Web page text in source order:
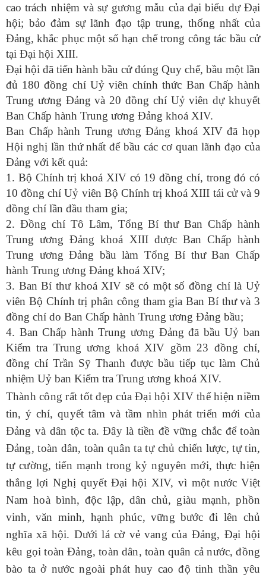
cao trách nhiệm và sự gương mẫu của đại biểu dự Đại
hội; bảo đảm sự lãnh đạo tập trung, thống nhất của
Đảng, khắc phục một số hạn chế trong công tác bầu cử
tại Đại hội XIII.
Đại hội đã tiến hành bầu cử đúng Quy chế, bầu một lần
đủ 180 đồng chí Uỷ viên chính thức Ban Chấp hành
Trung ương Đảng và 20 đồng chí Uỷ viên dự khuyết
Ban Chấp hành Trung ương Đảng khoá XIV.
Ban Chấp hành Trung ương Đảng khoá XIV đã họp
Hội nghị lần thứ nhất để bầu các cơ quan lãnh đạo của
Đảng với kết quả:
1. Bộ Chính trị khoá XIV có 19 đồng chí, trong đó có
10 đồng chí Uỷ viên Bộ Chính trị khoá XIII tái cử và 9
đồng chí lần đầu tham gia;
2. Đồng chí Tô Lâm, Tổng Bí thư Ban Chấp hành
Trung ương Đảng khoá XIII được Ban Chấp hành
Trung ương Đảng bầu làm Tổng Bí thư Ban Chấp
hành Trung ương Đảng khoá XIV;
3. Ban Bí thư khoá XIV sẽ có một số đồng chí là Uỷ
viên Bộ Chính trị phân công tham gia Ban Bí thư và 3
đồng chí do Ban Chấp hành Trung ương Đảng bầu;
4. Ban Chấp hành Trung ương Đảng đã bầu Uỷ ban
Kiểm tra Trung ương khoá XIV gồm 23 đồng chí,
đồng chí Trần Sỹ Thanh được bầu tiếp tục làm Chủ
nhiệm Uỷ ban Kiểm tra Trung ương khoá XIV.
Thành công rất tốt đẹp của Đại hội XIV thể hiện niềm
tin, ý chí, quyết tâm và tầm nhìn phát triển mới của
Đảng và dân tộc ta. Đây là tiền đề vững chắc để toàn
Đảng, toàn dân, toàn quân ta tự chủ chiến lược, tự tin,
tự cường, tiến mạnh trong kỷ nguyên mới, thực hiện
thắng lợi Nghị quyết Đại hội XIV, vì một nước Việt
Nam hoà bình, độc lập, dân chủ, giàu mạnh, phồn
vinh, văn minh, hạnh phúc, vững bước đi lên chủ
nghĩa xã hội. Dưới lá cờ vẻ vang của Đảng, Đại hội
kêu gọi toàn Đảng, toàn dân, toàn quân cả nước, đồng
bào ta ở nước ngoài phát huy cao độ tinh thần yêu